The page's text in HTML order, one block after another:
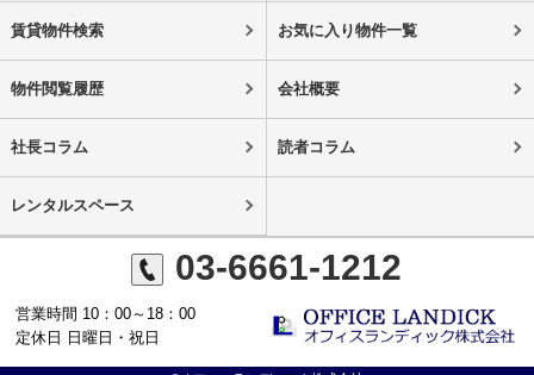
賃貸物件検索 お気に入り物件一覧
物件閲覧履歴 会社概要
社長コラム 読者コラム
レンタルスペース
03-6661-1212
営業時間 10：00～18：00
定休日 日曜日・祝日